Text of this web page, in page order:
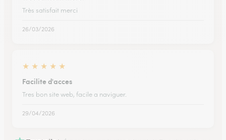
Très satisfait merci
26/03/2026
★ ★ ★ ★ ★
Facilite d'acces
Tres bon site web, facile a naviguer.
29/04/2026